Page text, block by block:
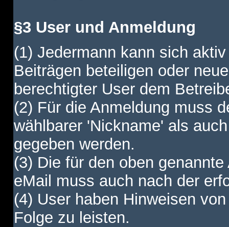
§3 User und Anmeldung
(1) Jedermann kann sich
Beiträgen beteiligen oder
berechtigter User dem
(2) Für die Anmeldung muss
wählbarer 'Nickname' als
gegeben werden.
(3) Die für den oben
eMail muss auch nach der
(4) User haben Hinweisen
Folge zu leisten.